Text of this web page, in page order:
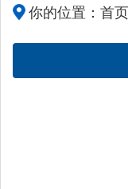
你的位置： 首页